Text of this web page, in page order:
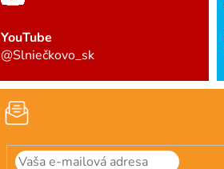
YouTube
@Slniečkovo_sk